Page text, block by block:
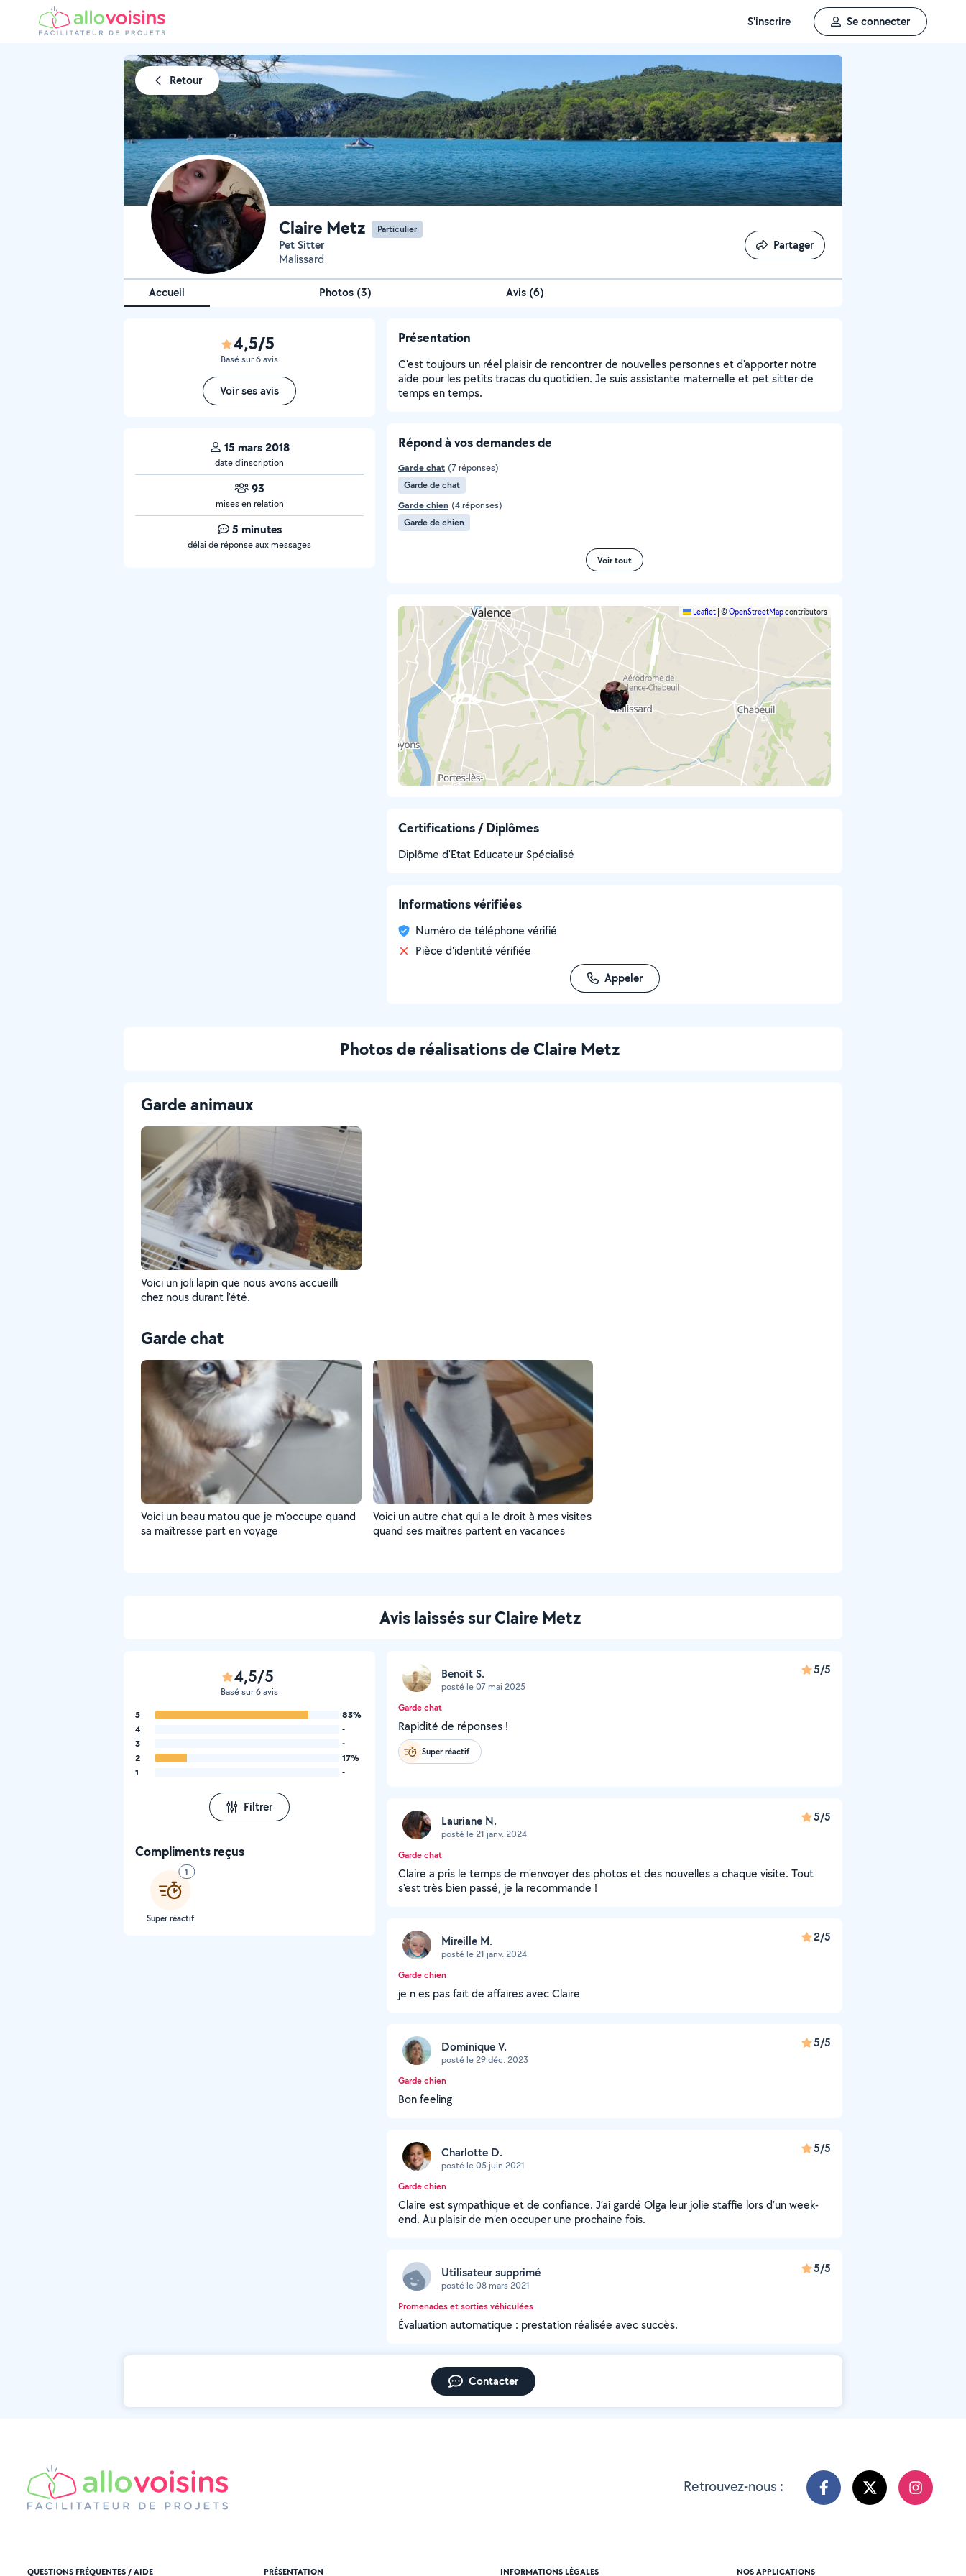
S'inscrire Se connecter
Retour
Claire Metz Particulier
Pet Sitter
Malissard
Partager
Partager
Accueil Photos (3) Avis (6)
4,5/5
Basé sur 6 avis
Voir ses avis
15 mars 2018
date d’inscription
93
mises en relation
5 minutes
délai de réponse aux messages
Présentation
C'est toujours un réel plaisir de rencontrer de nouvelles personnes et d'apporter notre
aide pour les petits tracas du quotidien. Je suis assistante maternelle et pet sitter de
temps en temps.
Répond à vos demandes de
Garde chat (7 réponses)
Garde de chat
Garde chien (4 réponses)
Garde de chien
Voir tout
Leaflet ©OpenStreetMapcontributors
Certifications / Diplômes
Diplôme d'Etat Educateur Spécialisé
Informations vérifiées
Numéro de téléphone vérifié
Pièce d'identité vérifiée
Appeler
Photos de réalisations de Claire Metz
Garde animaux
Voici un joli lapin que nous avons accueilli
chez nous durant l'été.
Garde chat
Voici un beau matou que je m'occupe quand
sa maîtresse part en voyage
Voici un autre chat qui a le droit à mes visites
quand ses maîtres partent en vacances
Avis laissés sur Claire Metz
4,5/5
Basé sur 6 avis
5
83%
4
-
3
-
2
17%
1
-
Filtrer
Compliments reçus
1
Super réactif
Benoit S.
posté le 07 mai 2025
5/5
Garde chat
Rapidité de réponses !
Super réactif
Lauriane N.
posté le 21 janv. 2024
5/5
Garde chat
Claire a pris le temps de m'envoyer des photos et des nouvelles a chaque visite. Tout
s'est très bien passé, je la recommande !
Mireille M.
posté le 21 janv. 2024
2/5
Garde chien
je n es pas fait de affaires avec Claire
Dominique V.
posté le 29 déc. 2023
5/5
Garde chien
Bon feeling
Charlotte D.
posté le 05 juin 2021
5/5
Garde chien
Claire est sympathique et de confiance. J’ai gardé Olga leur jolie staffie lors d’un week-
end. Au plaisir de m’en occuper une prochaine fois.
Utilisateur supprimé
posté le 08 mars 2021
5/5
Promenades et sorties véhiculées
Évaluation automatique : prestation réalisée avec succès.
Contacter
Retrouvez-nous :
QUESTIONS FRÉQUENTES / AIDE PRÉSENTATION INFORMATIONS LÉGALES NOS APPLICATIONS